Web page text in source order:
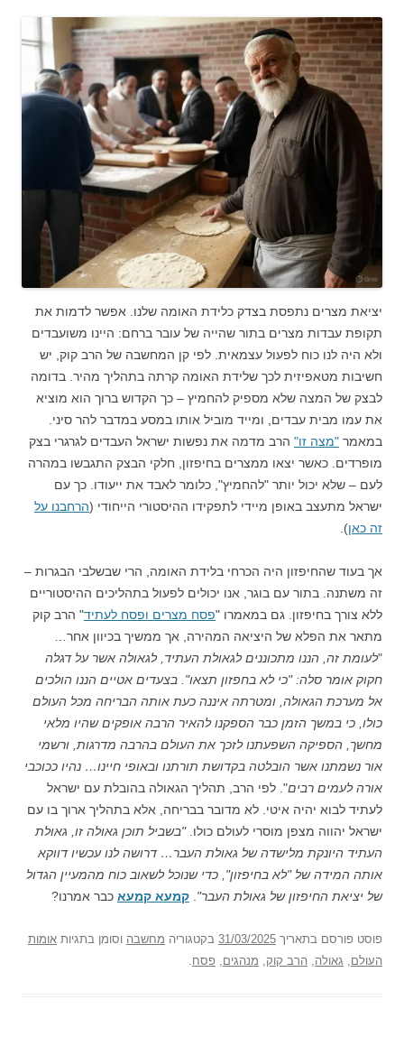
יציאת מצרים נתפסת בצדק כלידת האומה שלנו. אפשר לדמות את
תקופת עבדות מצרים בתור שהייה של עובר ברחם: היינו משועבדים
ולא היה לנו כוח לפעול עצמאית. לפי קן המחשבה של הרב קוק, יש
חשיבות מטאפיזית לכך שלידת האומה קרתה בתהליך מהיר. בדומה
לבצק של המצה שלא מספיק להחמיץ – כך הקדוש ברוך הוא מוציא
את עמו מבית עבדים, ומייד מוביל אותו במסע במדבר להר סיני.
במאמר "מצה זו" הרב מדמה את נפשות ישראל העבדים לגרגרי בצק
מופרדים. כאשר יצאו ממצרים בחיפזון, חלקי הבצק התגבשו במהרה
לעם – שלא יכול יותר "להחמיץ", כלומר לאבד את ייעודו. כך עם
ישראל מתעצב באופן מיידי לתפקידו ההיסטורי הייחודי (הרחבנו על
זה כאן).
אך בעוד שהחיפזון היה הכרחי בלידת האומה, הרי שבשלבי הבגרות –
זה משתנה. בתור עם בוגר, אנו יכולים לפעול בתהליכים ההיסטוריים
ללא צורך בחיפזון. גם במאמרו "פסח מצרים ופסח לעתיד" הרב קוק
מתאר את הפלא של היציאה המהירה, אך ממשיך בכיוון אחר…
"לעומת זה, הננו מתכוננים לגאולת העתיד, לגאולה אשר על דגלה
חקוק אומר סלה: "כי לא בחפזון תצאו". בצעדים אטיים הננו הולכים
אל מערכת הגאולה, ומטרתה איננה כעת אותה הבריחה מכל העולם
כולו, כי במשך הזמן כבר הספקנו להאיר הרבה אופקים שהיו מלאי
מחשך, הספיקה השפעתנו לזכך את העולם בהרבה מדרגות, ורשמי
אור נשמתנו אשר הובלטה בקדושת תורתנו ובאופי חיינו… נהיו ככוכבי
אורה לעמים רבים". לפי הרב, תהליך הגאולה בהובלת עם ישראל
לעתיד לבוא יהיה איטי. לא מדובר בבריחה, אלא בתהליך ארוך בו עם
ישראל יהווה מצפן מוסרי לעולם כולו."בשביל תוכן גאולה זו, גאולת
העתיד היונקת מלישדה של גאולת העבר… דרושה לנו עכשיו דווקא
אותה המידה של "לא בחיפזון", כדי שנוכל לשאוב כוח מהמעיין הגדול
של יציאת החיפזון של גאולת העבר". קמעא קמעא כבר אמרנו?
פוסט פורסם בתאריך 31/03/2025 בקטגוריה מחשבה וסומן בתגיות אומות
העולם, גאולה, הרב קוק, מנהגים, פסח.